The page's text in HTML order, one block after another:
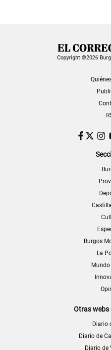
Copyright ©2026
Burgos
La
Otras webs
Diario
Diario de
Diario de